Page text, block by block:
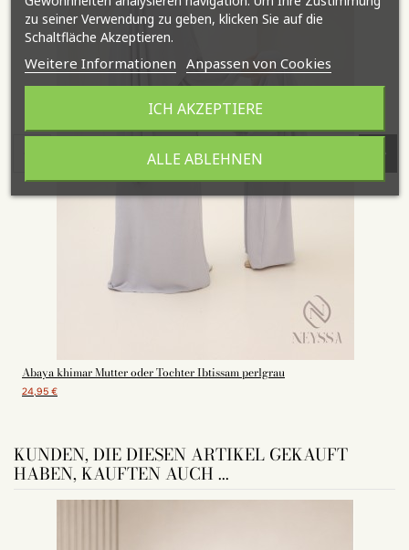
Abaya khimar Mutter oder Tochter Ibtissam perlgrau
24,95 €
KUNDEN, DIE DIESEN ARTIKEL GEKAUFT
HABEN, KAUFTEN AUCH ...
zu seiner Verwendung zu geben, klicken Sie auf die
Schaltfläche Akzeptieren.
Weitere Informationen Anpassen von Cookies
ALLE ABLEHNEN
ICH AKZEPTIERE